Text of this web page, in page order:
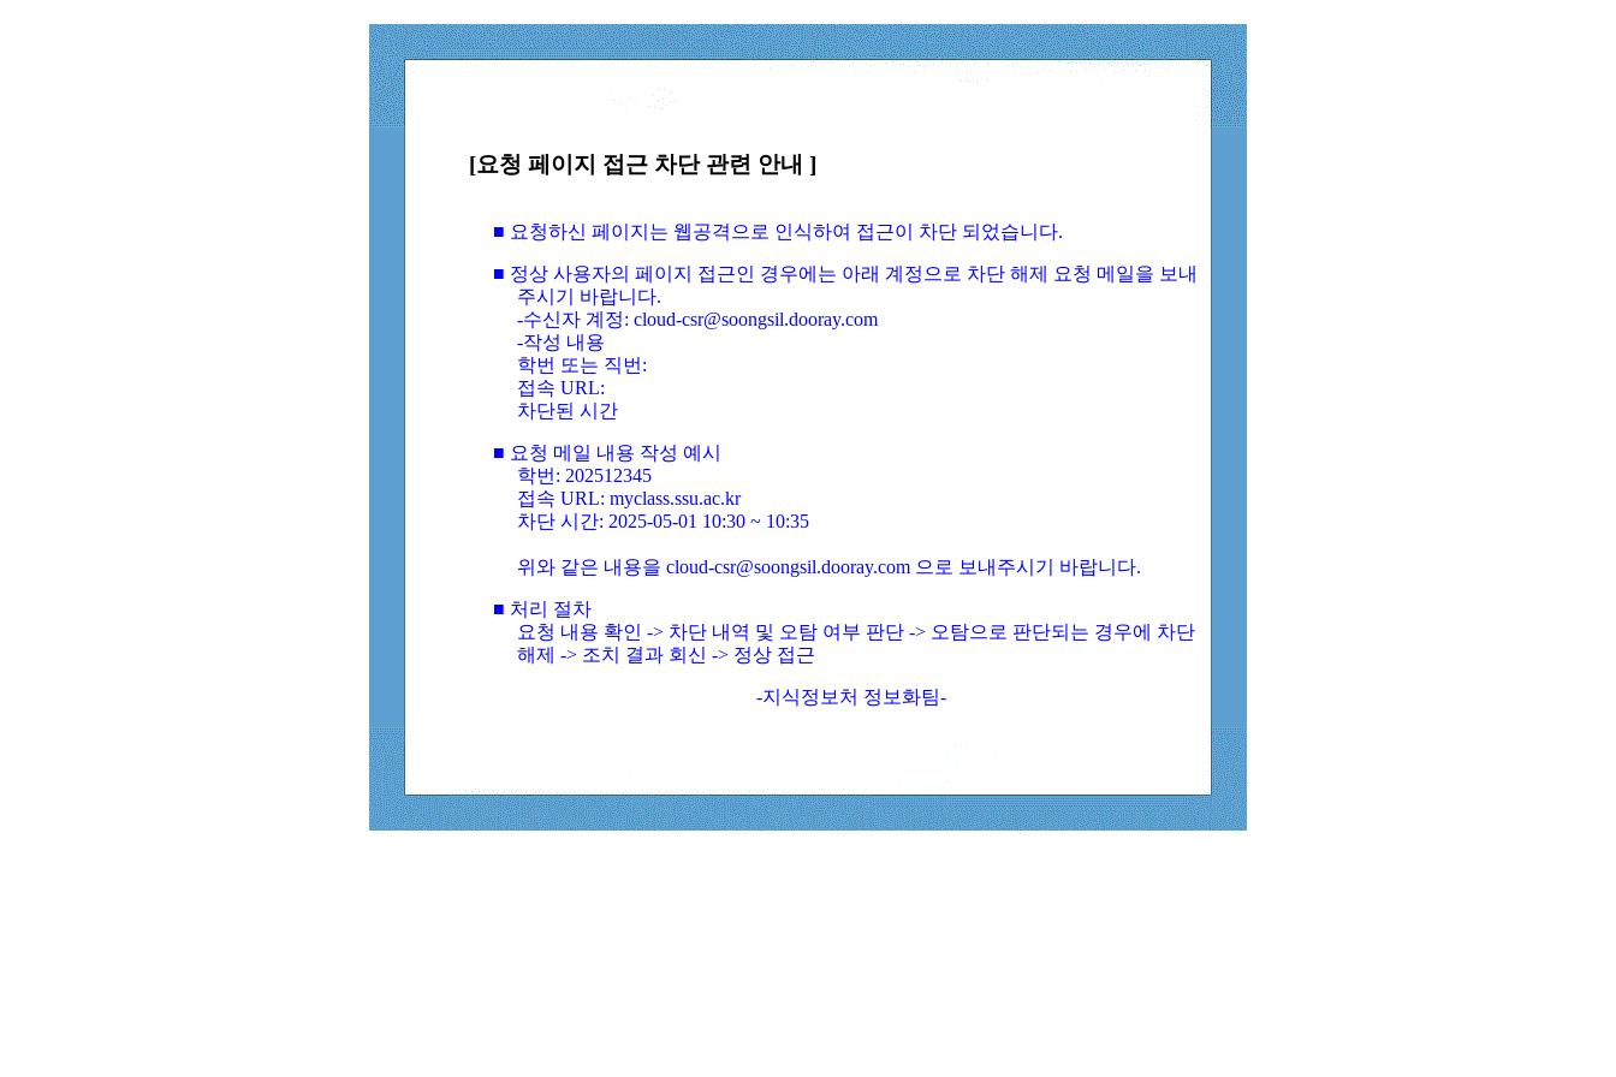
[요청 페이지 접근 차단 관련 안내 ]
■ 요청하신 페이지는 웹공격으로 인식하여 접근이 차단 되었습니다.
■ 정상 사용자의 페이지 접근인 경우에는 아래 계정으로 차단 해제 요청 메일을 보내
주시기 바랍니다.
-수신자 계정: cloud-csr@soongsil.dooray.com
-작성 내용
학번 또는 직번:
접속 URL:
차단된 시간
■ 요청 메일 내용 작성 예시
학번: 202512345
접속 URL: myclass.ssu.ac.kr
차단 시간: 2025-05-01 10:30 ~ 10:35
위와 같은 내용을 cloud-csr@soongsil.dooray.com 으로 보내주시기 바랍니다.
■ 처리 절차
요청 내용 확인 -> 차단 내역 및 오탐 여부 판단 -> 오탐으로 판단되는 경우에 차단
해제 -> 조치 결과 회신 -> 정상 접근
-지식정보처 정보화팀-